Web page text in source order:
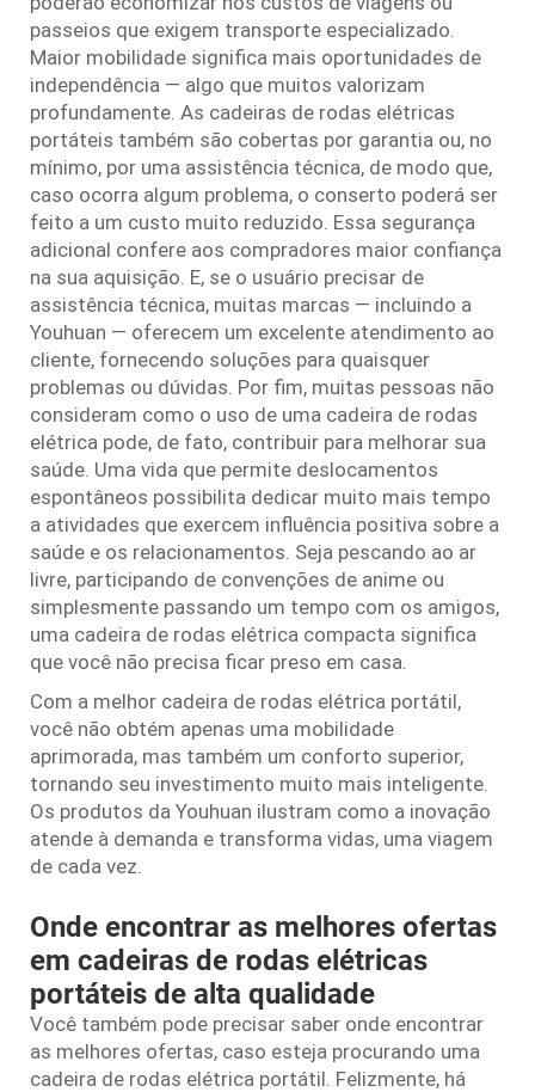
passeios que exigem transporte especializado.
Maior mobilidade significa mais oportunidades de
independência — algo que muitos valorizam
profundamente. As cadeiras de rodas elétricas
portáteis também são cobertas por garantia ou, no
mínimo, por uma assistência técnica, de modo que,
caso ocorra algum problema, o conserto poderá ser
feito a um custo muito reduzido. Essa segurança
adicional confere aos compradores maior confiança
na sua aquisição. E, se o usuário precisar de
assistência técnica, muitas marcas — incluindo a
Youhuan — oferecem um excelente atendimento ao
cliente, fornecendo soluções para quaisquer
problemas ou dúvidas. Por fim, muitas pessoas não
consideram como o uso de uma cadeira de rodas
elétrica pode, de fato, contribuir para melhorar sua
saúde. Uma vida que permite deslocamentos
espontâneos possibilita dedicar muito mais tempo
a atividades que exercem influência positiva sobre a
saúde e os relacionamentos. Seja pescando ao ar
livre, participando de convenções de anime ou
simplesmente passando um tempo com os amigos,
uma cadeira de rodas elétrica compacta significa
que você não precisa ficar preso em casa.
Com a melhor cadeira de rodas elétrica portátil,
você não obtém apenas uma mobilidade
aprimorada, mas também um conforto superior,
tornando seu investimento muito mais inteligente.
Os produtos da Youhuan ilustram como a inovação
atende à demanda e transforma vidas, uma viagem
de cada vez.
Onde encontrar as melhores ofertas
em cadeiras de rodas elétricas
portáteis de alta qualidade
Você também pode precisar saber onde encontrar
as melhores ofertas, caso esteja procurando uma
cadeira de rodas elétrica portátil. Felizmente, há